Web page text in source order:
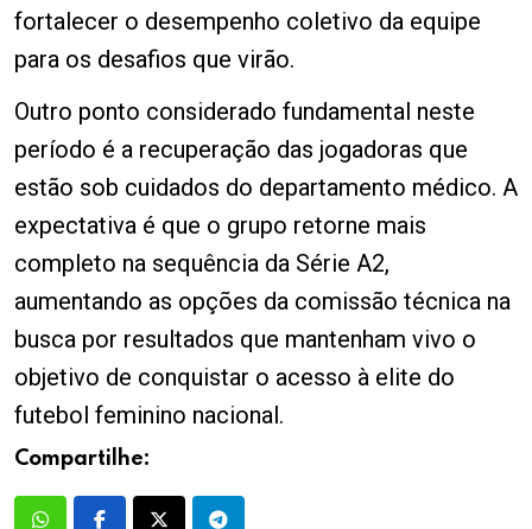
fortalecer o desempenho coletivo da equipe
para os desafios que virão.
Outro ponto considerado fundamental neste
período é a recuperação das jogadoras que
estão sob cuidados do departamento médico. A
expectativa é que o grupo retorne mais
completo na sequência da Série A2,
aumentando as opções da comissão técnica na
busca por resultados que mantenham vivo o
objetivo de conquistar o acesso à elite do
futebol feminino nacional.
Compartilhe: